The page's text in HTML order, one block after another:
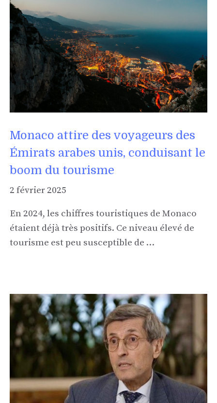
Monaco attire des voyageurs des
Émirats arabes unis, conduisant le
boom du tourisme
2 février 2025
En 2024, les chiffres touristiques de Monaco
étaient déjà très positifs. Ce niveau élevé de
tourisme est peu susceptible de …